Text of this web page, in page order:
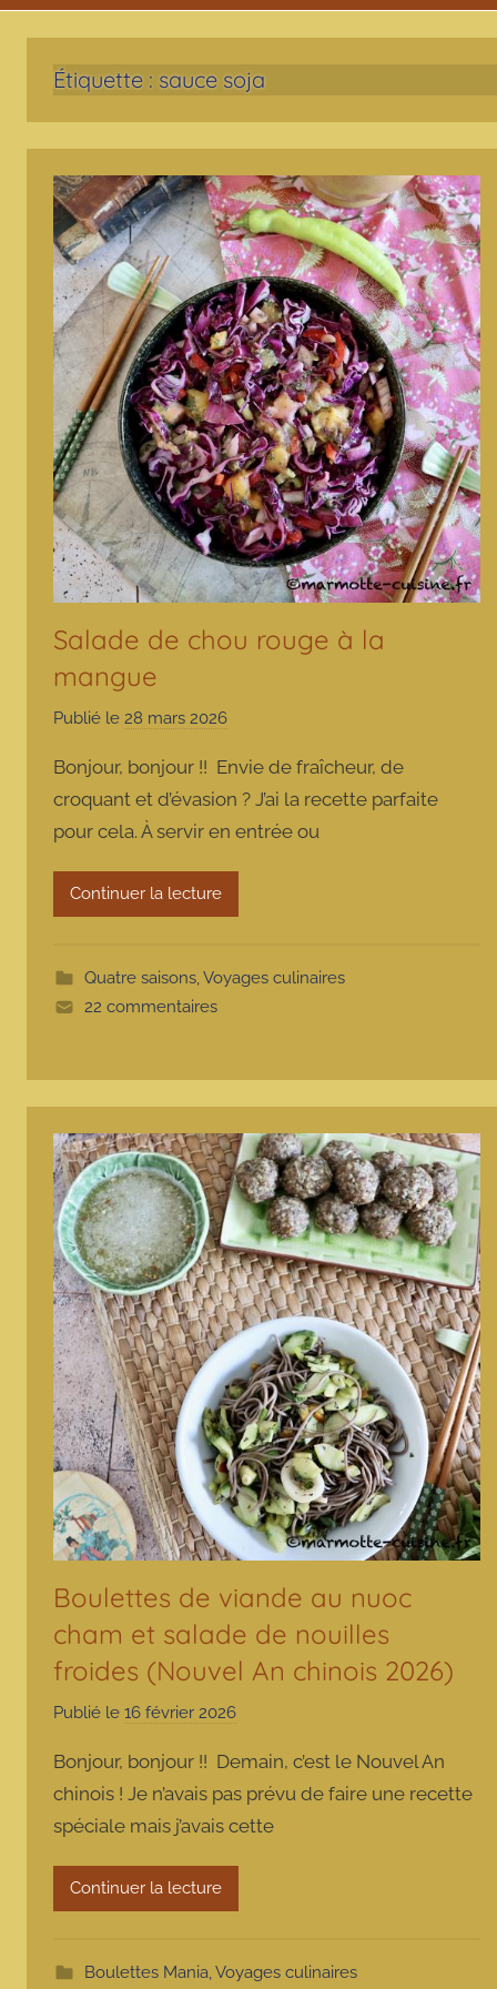
Étiquette : sauce soja
Salade de chou rouge à la
mangue
Publié le 28 mars 2026
r
m
a
o
t
Bonjour, bonjour !! Envie de fraîcheur, de
croquant et d’évasion ? J’ai la recette parfaite
pour cela. À servir en entrée ou
Continuer la lecture
Quatre saisons,Voyages culinaires
22 commentaires
Boulettes de viande au nuoc
cham et salade de nouilles
froides (Nouvel An chinois 2026)
Publié le 16 février 2026
r
m
a
o
t
Bonjour, bonjour !! Demain, c’est le Nouvel An
chinois ! Je n’avais pas prévu de faire une recette
spéciale mais j’avais cette
Continuer la lecture
Boulettes Mania,Voyages culinaires